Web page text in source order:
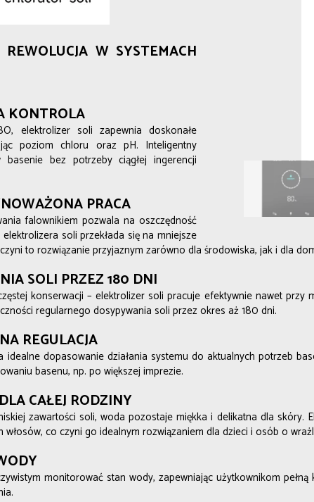
W SYSTEMACH
KONTROLA
elektrolizer soli zapewnia doskonałe
poziom chloru oraz pH. Inteligentny
bez potrzeby ciągłej ingerencji
PRACA
falownikiem pozwala na oszczędność
soli przekłada się na mniejsze
to rozwiązanie przyjaznym zarówno dla środowiska, jak i dla
SOLI PRZEZ 180 DNI
konserwacji – elektrolizer soli pracuje efektywnie nawet
regularnego dosypywania soli przez okres aż 180 dni.
REGULACJA
dopasowanie działania systemu do aktualnych potrzeb
basenu, np. po większej imprezie.
CAŁEJ RODZINY
zawartości soli, woda pozostaje miękka i delikatna dla
co czyni go idealnym rozwiązaniem dla dzieci i osób o
monitorować stan wody, zapewniając użytkownikom